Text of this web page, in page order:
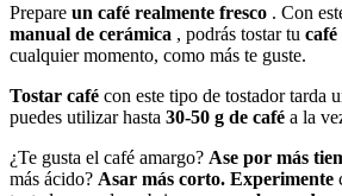
Prepare un café realmente fresco . Con
manual de cerámica , podrás tostar tu café
cualquier momento, como más te guste.
Tostar café con este tipo de tostador tarda
puedes utilizar hasta 30-50 g de café a la
¿Te gusta el café amargo? Ase por más
más ácido? Asar más corto. Experimente